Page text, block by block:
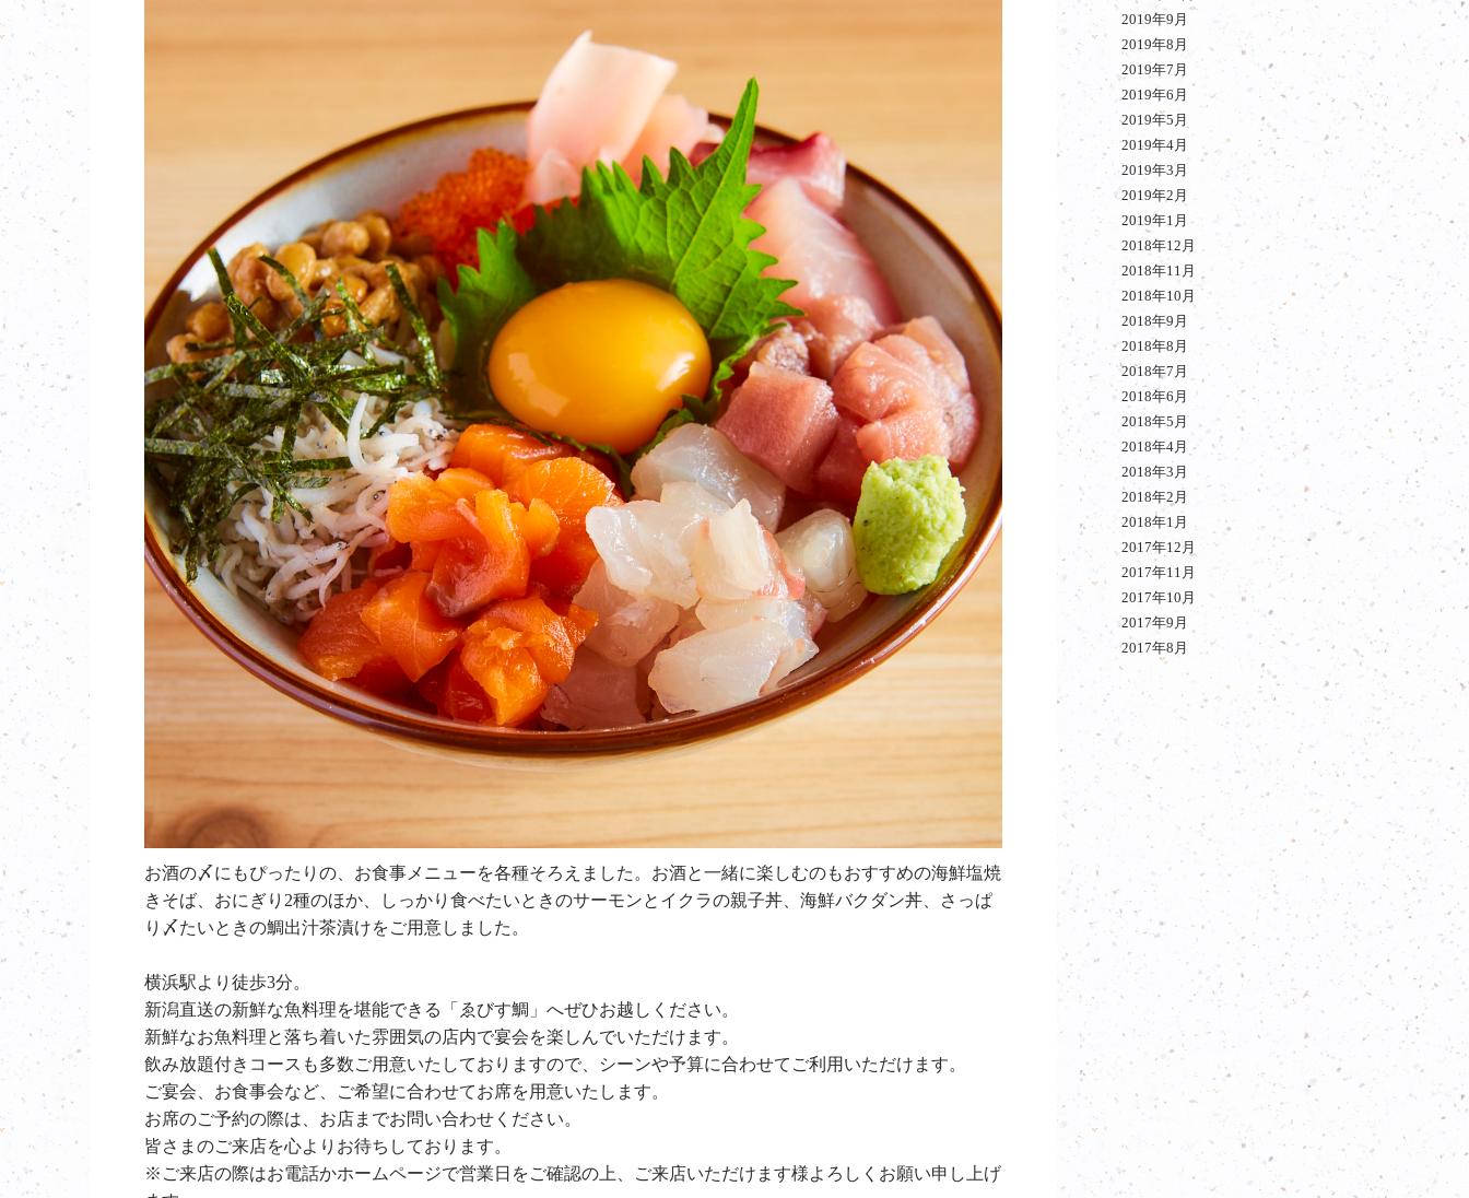
お酒の〆にもぴったりの、お食事メニューを各種そろえました。お酒と一緒に楽しむのもおすすめの海鮮塩焼
きそば、おにぎり 2種のほか、しっかり食べたいときのサーモンとイクラの親子丼、海鮮バクダン丼、さっぱ
り〆たいときの鯛出汁茶漬けをご用意しました。
横浜駅より徒歩3分。
新潟直送の新鮮な魚料理を堪能できる「ゑびす鯛」へぜひお越しください。
新鮮なお魚料理と落ち着いた雰囲気の店内で宴会を楽しんでいただけます。
飲み放題付きコースも多数ご用意いたしておりますので、シーンや予算に合わせてご利用いただけます。
ご宴会、お食事会など、ご希望に合わせてお席を用意いたします。
お席のご予約の際は、お店までお問い合わせください。
皆さまのご来店を心よりお待ちしております。
※ご来店の際はお電話かホームページで営業日をご確認の上、ご来店いただけます様よろしくお願い申し上げ
2019年9月
2019年8月
2019年7月
2019年6月
2019年5月
2019年4月
2019年3月
2019年2月
2019年1月
2018年12月
2018年11月
2018年10月
2018年9月
2018年8月
2018年7月
2018年6月
2018年5月
2018年4月
2018年3月
2018年2月
2018年1月
2017年12月
2017年11月
2017年10月
2017年9月
2017年8月